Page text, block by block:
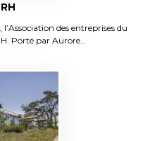
des entreprises du
Porté par Aurore…